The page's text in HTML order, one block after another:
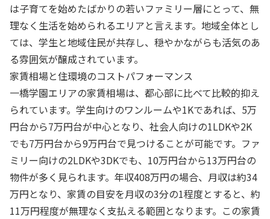
は子育てを始めたばかりの若いファミリー層にとって、無
理なく生活を始められるエリアと言えます。地域全体とし
ては、学生と地域住民が共存し、穏やかながらも活気のあ
る雰囲気が醸成されています。
家賃相場と住環境のコストパフォーマンス
一橋学園エリアの家賃相場は、都心部に比べて比較的抑え
られています。学生向けのワンルームや1Kであれば、5万
円台から7万円台が中心となり、社会人向けの1LDKや2K
でも7万円台から9万円台で見つけることが可能です。ファ
ミリー向けの2LDKや3DKでも、10万円台から13万円台の
物件が多く見られます。年収408万円の場合、月収は約34
万円となり、家賃の目安を月収の3分の1程度とすると、約
11万円程度が無理なく支払える範囲となります。この家賃